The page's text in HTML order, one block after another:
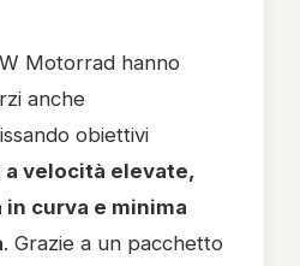
Motorrad hanno
anche
obiettivi
velocità elevate,
curva e minima
. Grazie a un pacchetto